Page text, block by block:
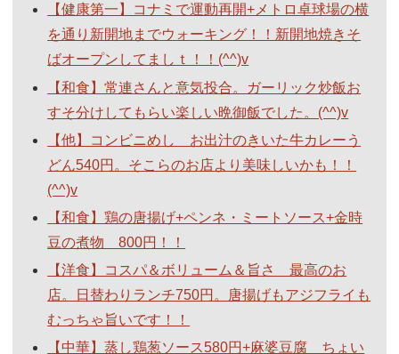
【健康第一】コナミで運動再開+メトロ卓球場の横
を通り新開地までウォーキング！！新開地焼きそ
ばオープンしてましｔ！！(^^)v
【和食】常連さんと意気投合。ガーリック炒飯お
すそ分けしてもらい楽しい晩御飯でした。(^^)v
【他】コンビニめし お出汁のきいた牛カレーう
どん540円。そこらのお店より美味しいかも！！
(^^)v
【和食】鶏の唐揚げ+ペンネ・ミートソース+金時
豆の煮物 800円！！
【洋食】コスパ＆ボリューム＆旨さ 最高のお
店。日替わりランチ750円。唐揚げもアジフライも
むっちゃ旨いです！！
【中華】蒸し鶏葱ソース580円+麻婆豆腐 ちょい